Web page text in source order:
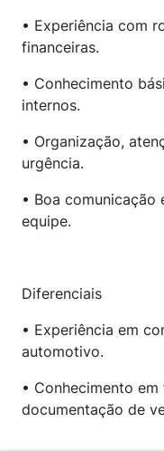
• Experiência com
financeiras.
• Conhecimento
internos.
• Organização,
urgência.
• Boa
equipe.
Diferenciais
• Experiência em
automotivo.
• Conhecimento
documentação de